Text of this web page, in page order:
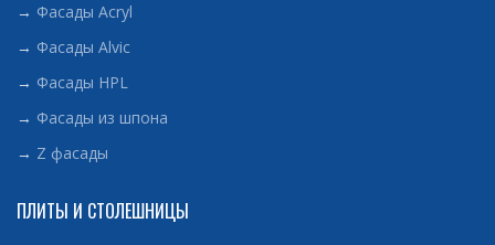
→ Фасады Acryl
→ Фасады Alvic
→ Фасады HPL
→ Фасады из шпона
→ Z фасады
ПЛИТЫ И СТОЛЕШНИЦЫ